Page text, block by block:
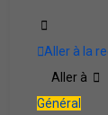
Aller à la
Aller à
Général